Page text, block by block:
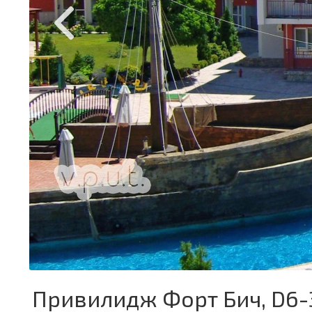
Привилидж Форт Бич,